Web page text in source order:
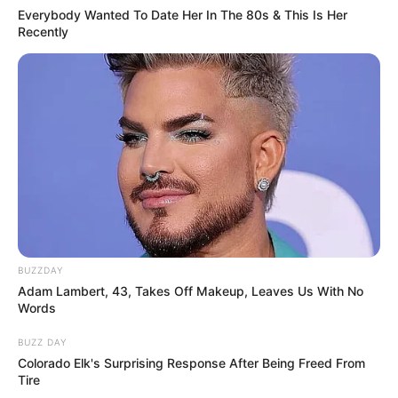
(foto: istockphoto)
Sama seperti batik, karya seni ini juga masuk ke dalam karya seni
rupa 3 dimensi walaupun cara pembuatannya menggunakan
teknik khusus, yang disebut dengan tenun.
Tenun dianggap sebagai karya seni bernilai estetis tinggi karena
Everybody Wanted To Date Her In The 80s & This Is Her
Recently
BUZZDAY
Adam Lambert, 43, Takes Off Makeup, Leaves Us With No
Words
BUZZ DAY
Colorado Elk's Surprising Response After Being Freed From
Tire